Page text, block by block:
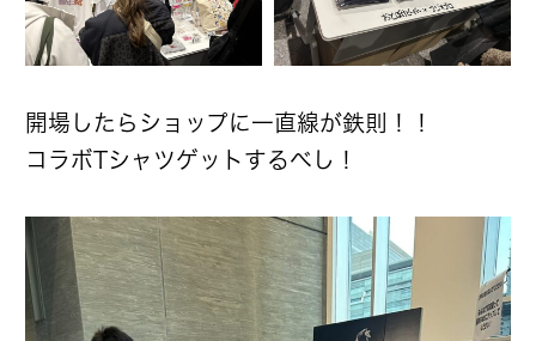
開場したらショップに一直線が鉄則！！
コラボTシャツゲットするべし！